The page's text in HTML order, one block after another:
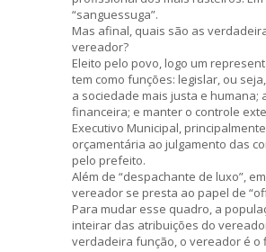
“sanguessuga”.
Mas afinal, quais são as
vereador?
Eleito pelo povo, logo um
tem como funções: legislar, ou
a sociedade mais justa e humana;
financeira; e manter o controle
Executivo Municipal,
orçamentária ao julgamento das
pelo prefeito.
Além de “despachante de luxo”,
vereador se presta ao papel de
Para mudar esse quadro, a
inteirar das atribuições do
verdadeira função, o vereador é o